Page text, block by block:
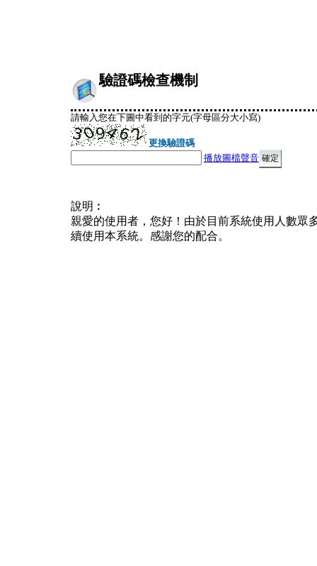
驗證碼檢查機制
請輸入您在下圖中看到的字元(字母區分大小寫)
更換驗證碼
播放圖檔聲音
說明︰
親愛的使用者，您好！由於目前系統使用人數眾
續使用本系統。感謝您的配合。